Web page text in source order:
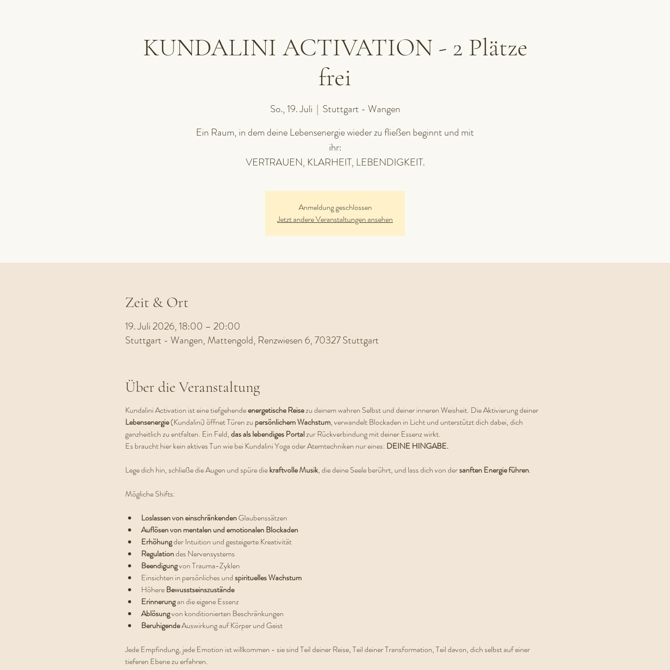
KUNDALINI ACTIVATION - 2 Plätze
frei
So., 19. Juli
  |
Stuttgart - Wangen
Ein Raum, in dem deine Lebensenergie wieder zu fließen beginnt und mit
ihr:
VERTRAUEN, KLARHEIT, LEBENDIGKEIT.
Anmeldung geschlossen
Jetzt andere Veranstaltungen ansehen
Zeit & Ort
19. Juli 2026, 18:00 – 20:00
Stuttgart - Wangen, Mattengold, Renzwiesen 6, 70327 Stuttgart
Über die Veranstaltung
Kundalini Activation ist eine tiefgehende energetische Reise zu deinem wahren Selbst und deiner inneren Weisheit. Die Aktivierung deiner
Lebensenergie (Kundalini) öffnet Türen zu persönlichem Wachstum, verwandelt Blockaden in Licht und unterstützt dich dabei, dich
ganzheitlich zu entfalten. Ein Feld, das als lebendiges Portal zur Rückverbindung mit deiner Essenz wirkt.
Es braucht hier kein aktives Tun wie bei Kundalini Yoga oder Atemtechniken nur eines: DEINE HINGABE.
Lege dich hin, schließe die Augen und spüre die kraftvolle Musik, die deine Seele berührt, und lass dich von der sanften Energie führen.
Mögliche Shifts:
Loslassen von einschränkenden Glaubenssätzen
Auflösen von mentalen und emotionalen Blockaden
Erhöhung der Intuition und gesteigerte Kreativität
Regulation des Nervensystems
Beendigung von Trauma-Zyklen
Einsichten in persönliches und spirituelles Wachstum
Höhere Bewusstseinszustände
Erinnerung an die eigene Essenz
Ablösung von konditionierten Beschränkungen
Beruhigende Auswirkung auf Körper und Geist
Jede Empfindung, jede Emotion ist willkommen - sie sind Teil deiner Reise, Teil deiner Transformation, Teil davon, dich selbst auf einer
tieferen Ebene zu erfahren.